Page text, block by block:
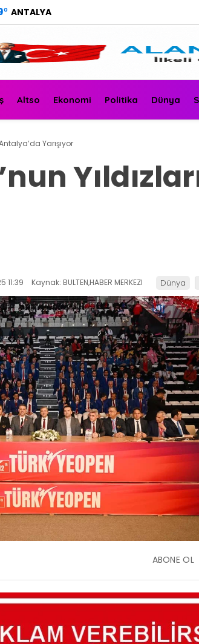
° ANTALYA
Altso Ekonomi Politika Dünya
Yarışıyor
11:39 Kaynak: BULTEN,HABER MERKEZI Dünya
ABONE OL